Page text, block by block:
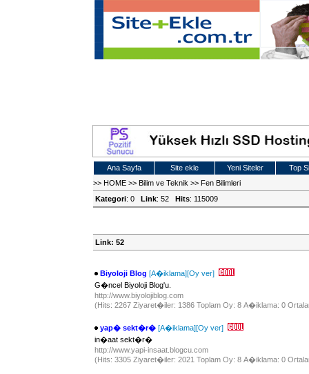
Ana Sayfa Site ekle Yeni Siteler
Top
>> HOME >> Bilim ve Teknik >> Fen Bilimleri
Kategori: 0 Link: 52 Hits: 115009
Link: 52
Biyoloji Blog [A�iklama][Oy ver]
G�ncel Biyoloji Blog'u.
http://www.biyolojiblog.com
(Hits: 2267 Ziyaret�iler: 1386 Toplam Oy: 8 A�iklama: 0
yap� sekt�r� [A�iklama][Oy ver]
in�aat sekt�r�
http://www.yapi-insaat.blogcu.com
(Hits: 3305 Ziyaret�iler: 2021 Toplam Oy: 8 A�iklama: 0